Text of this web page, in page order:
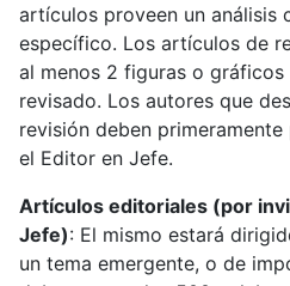
artículos proveen un análisis
específico. Los artículos de
al menos 2 figuras o
revisado. Los autores que
revisión deben
el Editor en Jefe.
Artículos editoriales (por
Jefe): El mismo estará
un tema emergente, o de